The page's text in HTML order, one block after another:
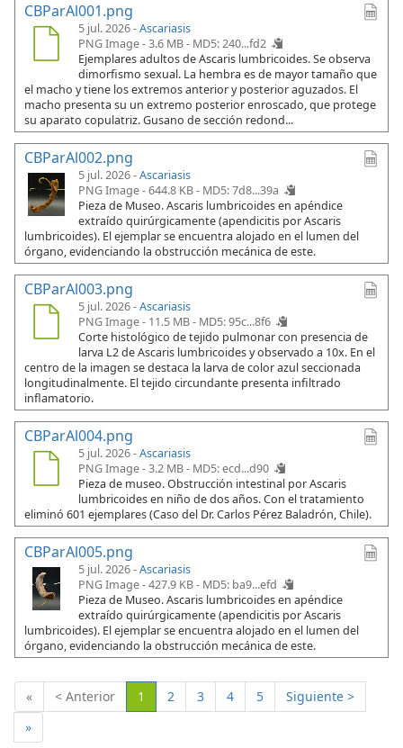
CBParAl001.png
5 jul. 2026 -Ascariasis
PNG Image - 3.6 MB - MD5: 240...fd2
Ejemplares adultos de Ascaris lumbricoides. Se observa
dimorfismo sexual. La hembra es de mayor tamaño que
el macho y tiene los extremos anterior y posterior aguzados. El
macho presenta su un extremo posterior enroscado, que protege
su aparato copulatriz. Gusano de sección redond...
CBParAl002.png
5 jul. 2026 -Ascariasis
PNG Image - 644.8 KB - MD5: 7d8...39a
Pieza de Museo. Ascaris lumbricoides en apéndice
extraído quirúrgicamente (apendicitis por Ascaris
lumbricoides). El ejemplar se encuentra alojado en el lumen del
órgano, evidenciando la obstrucción mecánica de este.
CBParAl003.png
5 jul. 2026 -Ascariasis
PNG Image - 11.5 MB - MD5: 95c...8f6
Corte histológico de tejido pulmonar con presencia de
larva L2 de Ascaris lumbricoides y observado a 10x. En el
centro de la imagen se destaca la larva de color azul seccionada
longitudinalmente. El tejido circundante presenta infiltrado
inflamatorio.
CBParAl004.png
5 jul. 2026 -Ascariasis
PNG Image - 3.2 MB - MD5: ecd...d90
Pieza de museo. Obstrucción intestinal por Ascaris
lumbricoides en niño de dos años. Con el tratamiento
eliminó 601 ejemplares (Caso del Dr. Carlos Pérez Baladrón, Chile).
CBParAl005.png
5 jul. 2026 -Ascariasis
PNG Image - 427.9 KB - MD5: ba9...efd
Pieza de Museo. Ascaris lumbricoides en apéndice
extraído quirúrgicamente (apendicitis por Ascaris
lumbricoides). El ejemplar se encuentra alojado en el lumen del
órgano, evidenciando la obstrucción mecánica de este.
« < Anterior 1 (Actual)
2 3 4 5
Siguiente >
»